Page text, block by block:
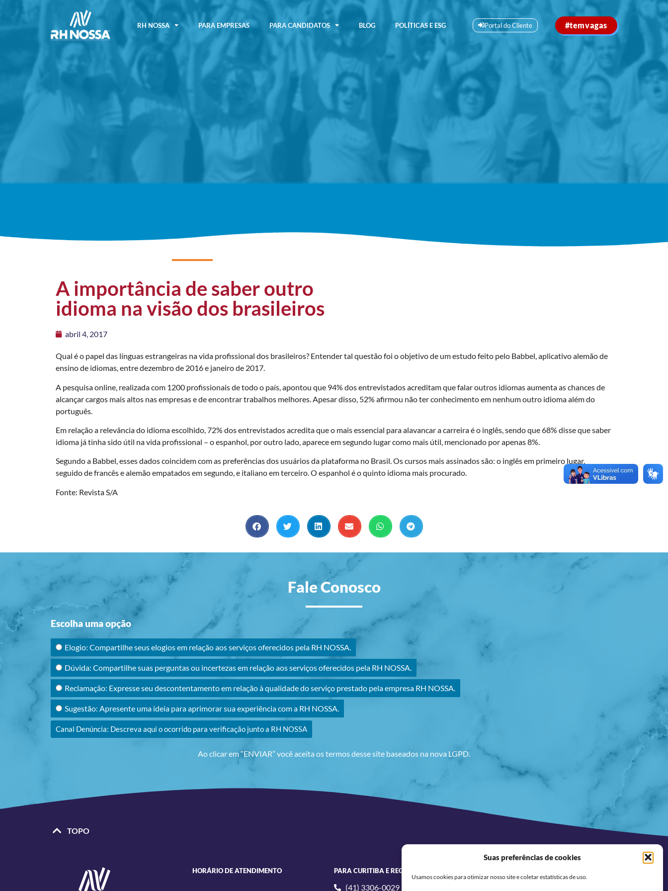
Suas preferências de cookies
Usamos cookies para otimizar nosso site e coletar estatísticas de uso.
RH NOSSA PARA EMPRESAS PARA CANDIDATOS BLOG POLÍTICAS E ESG Portal do Cliente #temvagas
A importância de saber outro
idioma na visão dos brasileiros
abril 4, 2017
Qual é o papel das línguas estrangeiras na vida profissional dos brasileiros? Entender tal questão foi o objetivo de um estudo feito pelo Babbel, aplicativo alemão de
ensino de idiomas, entre dezembro de 2016 e janeiro de 2017.
A pesquisa online, realizada com 1200 profissionais de todo o país, apontou que 94% dos entrevistados acreditam que falar outros idiomas aumenta as chances de
alcançar cargos mais altos nas empresas e de encontrar trabalhos melhores. Apesar disso, 52% afirmou não ter conhecimento em nenhum outro idioma além do
português.
Em relação a relevância do idioma escolhido, 72% dos entrevistados acredita que o mais essencial para alavancar a carreira é o inglês, sendo que 68% disse que saber
idioma já tinha sido útil na vida profissional – o espanhol, por outro lado, aparece em segundo lugar como mais útil, mencionado por apenas 8%.
Segundo a Babbel, esses dados coincidem com as preferências dos usuários da plataforma no Brasil. Os cursos mais assinados são: o inglês em primeiro lugar,
seguido de francês e alemão empatados em segundo, e italiano em terceiro. O espanhol é o quinto idioma mais procurado.
Fonte: Revista S/A
Fale Conosco
Escolha uma opção
Elogio: Compartilhe seus elogios em relação aos serviços oferecidos pela RH NOSSA.
Dúvida: Compartilhe suas perguntas ou incertezas em relação aos serviços oferecidos pela RH NOSSA.
Reclamação: Expresse seu descontentamento em relação à qualidade do serviço prestado pela empresa RH NOSSA.
Sugestão: Apresente uma ideia para aprimorar sua experiência com a RH NOSSA.
Canal Denúncia: Descreva aqui o ocorrido para verificação junto a RH NOSSA
Ao clicar em “ENVIAR” você aceita os termos desse site baseados na nova LGPD.
TOPO
HORÁRIO DE ATENDIMENTO PARA CURITIBA E REGIÃO
(41) 3306-0029